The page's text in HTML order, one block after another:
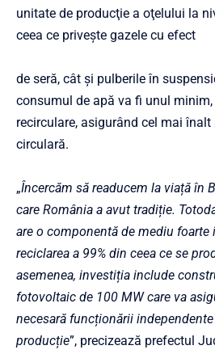
unitate de producţie a oţelului la
ceea ce priveşte gazele cu efect
de seră, cât şi pulberile în
consumul de apă va fi unul
recirculare, asigurând cel mai
circulară.
„Încercăm să readucem la viață în
care România a avut tradiție.
are o componentă de mediu foarte
reciclarea a 99% din ceea ce se
asemenea, investiția include
fotovoltaic de 100 MW care va
necesară funcționării
producție”, precizează prefectul